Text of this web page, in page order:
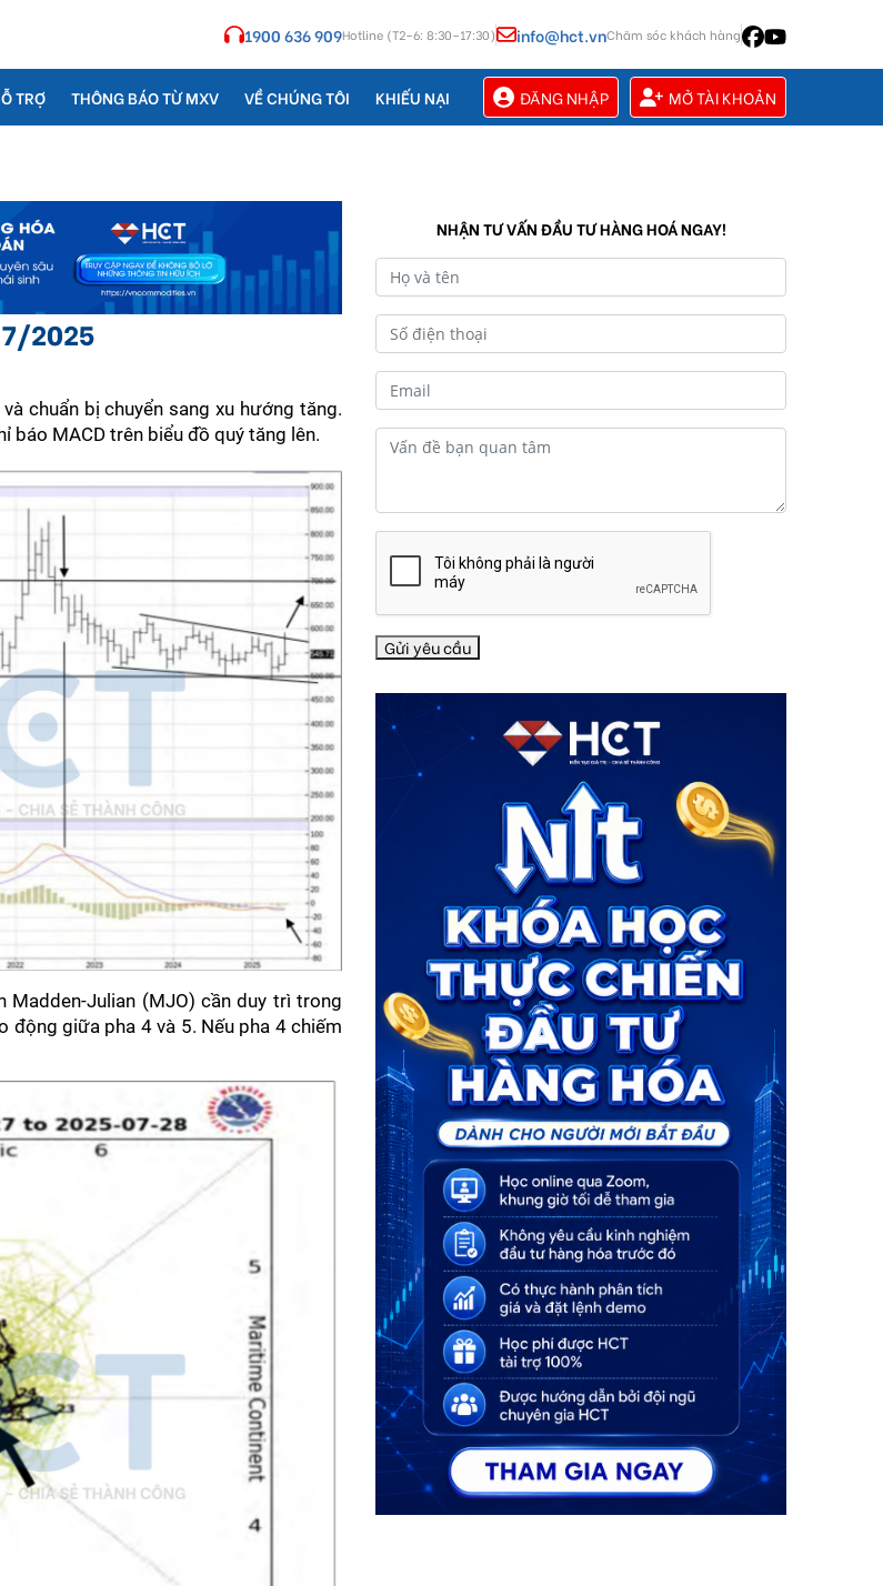
1900 636 909Hotline (T2–6: 8:30–17:30) info@hct.vnChăm sóc khách hàng
TRỢ THÔNG BÁO TỪ MXV VỀ CHÚNG TÔI KHIẾU NẠI ĐĂNG NHẬP MỞ TÀI KHOẢN
2025
chuẩn bị chuyển sang xu hướng tăng.
báo MACD trên biểu đồ quý tăng lên.
Madden-Julian (MJO) cần duy trì trong
động giữa pha 4 và 5. Nếu pha 4 chiếm
NHẬN TƯ VẤN ĐẦU TƯ HÀNG HOÁ NGAY!
Gửi yêu cầu